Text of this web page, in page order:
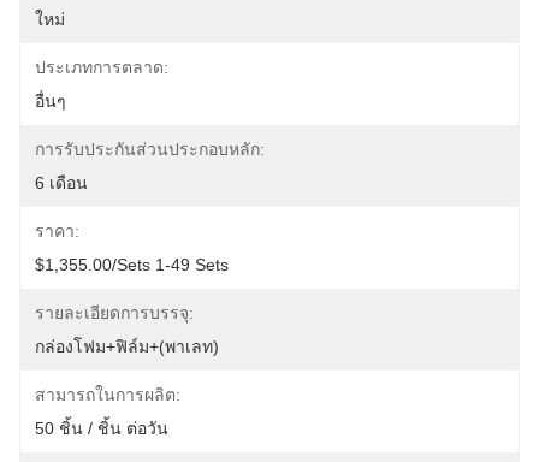
ใหม่
ประเภทการตลาด:
อื่นๆ
การรับประกันส่วนประกอบหลัก:
6 เดือน
ราคา:
$1,355.00/sets 1-49 Sets
รายละเอียดการบรรจุ:
กล่องโฟม+ฟิล์ม+(พาเลท)
สามารถในการผลิต:
50 ชิ้น / ชิ้น ต่อวัน